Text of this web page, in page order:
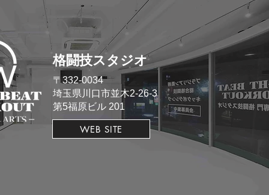
格闘技スタジオ
​〒332-0034
埼玉県川口市並木2-26-3
​第5福原ビル 201
WEB SITE